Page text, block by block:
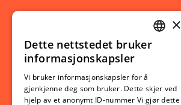
Ny student
Utveksling
Opptak
Lov- og regelverk
NORWEGIAN
×
Dette nettstedet bruker
informasjonskapsler
Vi bruker informasjonskapsler for å
gjenkjenne deg som bruker. Dette skjer ved
hjelp av et anonymt ID-nummer Vi gjør dette